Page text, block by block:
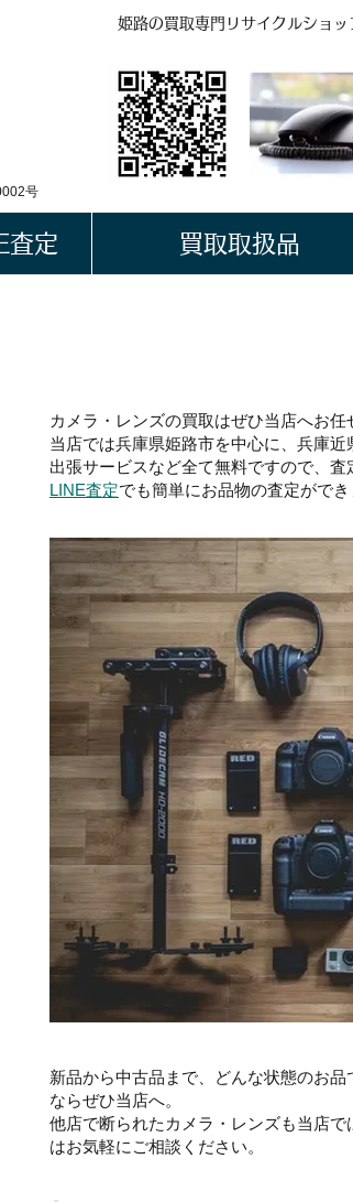
姫路の買取専門リサイクルショ
BUYKING
LINE QRコード
号
査定 買取取扱品
カメラ・レンズの買取はぜひ当店へお任
当店では兵庫県姫路市を中心に、兵庫近
出張サービスなど全て無料ですので、
LINE査定でも簡単にお品物の査定がで
新品から中古品まで、どんな状態のお
ならぜひ当店へ。
他店で断られたカメラ・レンズも当店
はお気軽にご相談ください。